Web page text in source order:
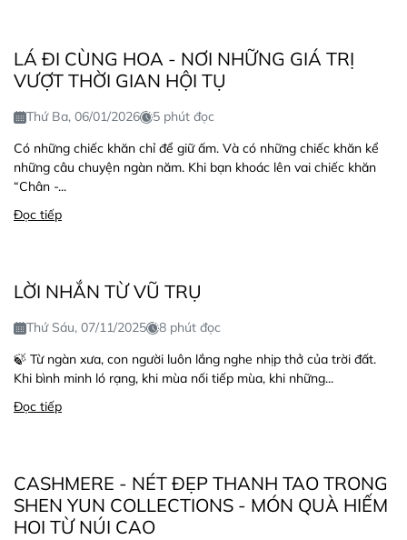
LÁ ĐI CÙNG HOA - NƠI NHỮNG GIÁ TRỊ
VƯỢT THỜI GIAN HỘI TỤ
Thứ Ba, 06/01/2026
5 phút đọc
Có những chiếc khăn chỉ để giữ ấm. Và có những chiếc khăn kể
những câu chuyện ngàn năm. Khi bạn khoác lên vai chiếc khăn
“Chân -...
Đọc tiếp
LỜI NHẮN TỪ VŨ TRỤ
Thứ Sáu, 07/11/2025
8 phút đọc
🍃 Từ ngàn xưa, con người luôn lắng nghe nhịp thở của trời đất.
Khi bình minh ló rạng, khi mùa nối tiếp mùa, khi những...
Đọc tiếp
CASHMERE - NÉT ĐẸP THANH TAO TRONG
SHEN YUN COLLECTIONS - MÓN QUÀ HIẾM
HOI TỪ NÚI CAO